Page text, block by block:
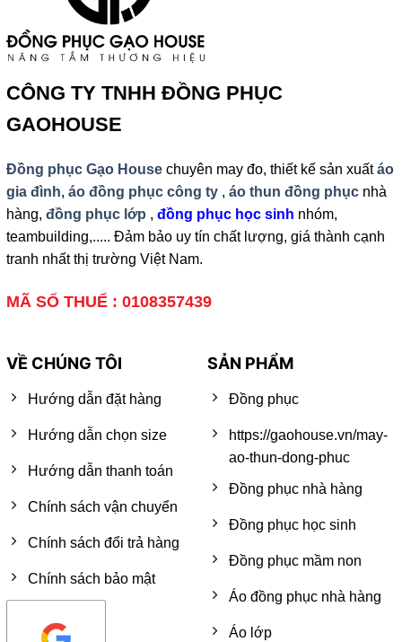
CÔNG TY TNHH ĐỒNG PHỤC
GAOHOUSE
Đồng phục Gạo Housechuyên may đo, thiết kế sản xuấtáo
gia đình, áo đồng phục công ty, áo thun đồng phụcnhà
hàng, đồng phục lớp , đồng phục học sinh nhóm,
teambuilding,..... Đảm bảo uy tín chất lượng, giá thành cạnh
tranh nhất thị trường Việt Nam.
MÃ SỐ THUẾ : 0108357439
VỀ CHÚNG TÔI
Hướng dẫn đặt hàng
Hướng dẫn chọn size
Hướng dẫn thanh toán
Chính sách vận chuyển
Chính sách đổi trả hàng
Chính sách bảo mật
SẢN PHẨM
Đồng phục
https://gaohouse.vn/may-
ao-thun-dong-phuc
Đồng phục nhà hàng
Đồng phục học sinh
Đồng phục mầm non
Áo đồng phục nhà hàng
Áo lớp